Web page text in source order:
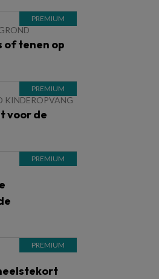
of tenen op
KINDEROPVANG
voor de